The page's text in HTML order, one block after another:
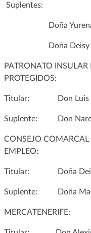
Suplentes:
Doña Yurena
Doña Deisy
PATRONATO INSULAR
PROTEGIDOS:
Titular: Don Luis
Suplente: Don
CONSEJO
EMPLEO:
Titular: Doña Deisy
Suplente: Doña
MERCATENERIFE: